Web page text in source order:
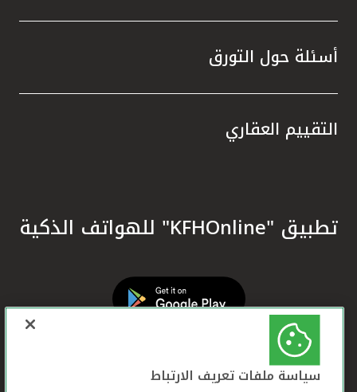
أسئلة حول التورق
التقييم العقاري
تطبيق "KFHOnline" للهواتف الذكية
سياسة ملفات تعريف الارتباط